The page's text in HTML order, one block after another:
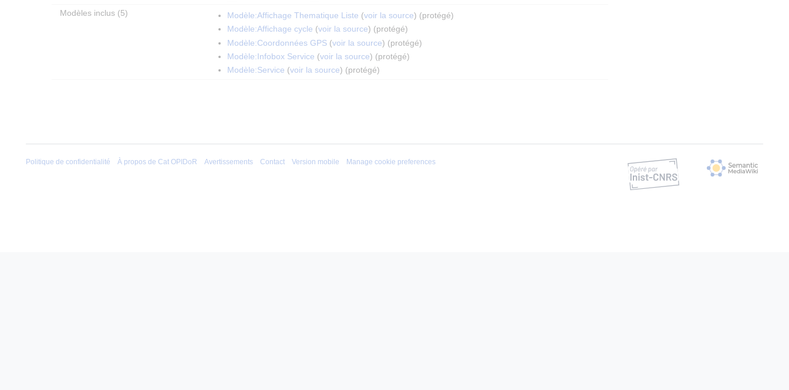
Modèles inclus (5)
Modèle:Affichage Thematique Liste (voir la source) (protégé)
Modèle:Affichage cycle (voir la source) (protégé)
Modèle:Coordonnées GPS (voir la source) (protégé)
Modèle:Infobox Service (voir la source) (protégé)
Modèle:Service (voir la source) (protégé)
Politique de confidentialité À propos de Cat OPIDoR Avertissements Contact Version mobile Manage cookie preferences